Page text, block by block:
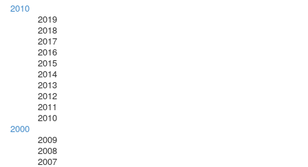
2010
2019
2018
2017
2016
2015
2014
2013
2012
2011
2010
2000
2009
2008
2007